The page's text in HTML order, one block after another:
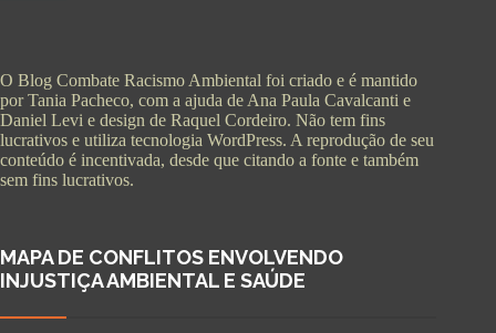
O Blog Combate Racismo Ambiental foi criado e é mantido
por Tania Pacheco, com a ajuda de Ana Paula Cavalcanti e
Daniel Levi e design de Raquel Cordeiro. Não tem fins
lucrativos e utiliza tecnologia WordPress. A reprodução de seu
conteúdo é incentivada, desde que citando a fonte e também
sem fins lucrativos.
MAPA DE CONFLITOS ENVOLVENDO
INJUSTIÇA AMBIENTAL E SAÚDE